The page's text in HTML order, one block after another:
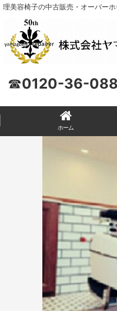
理美容椅子の中古販売・オーバー
☎0120-36-
ホーム